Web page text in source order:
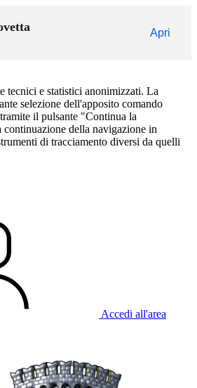
Apri
tecnici e statistici anonimizzati. La
selezione dell'apposito comando
il pulsante "Continua la
della navigazione in
di tracciamento diversi da quelli
Accedi all'area